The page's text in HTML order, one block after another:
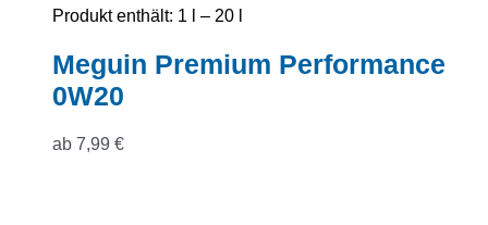
Produkt enthält: 1
– 20
Meguin Premium Performance
0W20
ab 7,99 €